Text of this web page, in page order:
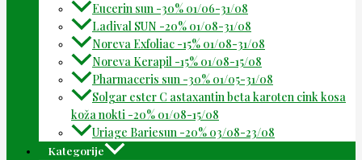
Eucerin sun -30% 01/06-31/08
Ladival SUN -20% 01/08-31/08
Noreva Exfoliac -15% 01/08-31/08
Noreva Kerapil -15% 01/08-15/08
Pharmaceris sun -30% 01/05-31/08
Solgar ester C astaxantin beta karoten cink kosa
koža nokti -20% 01/08-15/08
Uriage Bariesun -20% 03/08-23/08
Kategorije